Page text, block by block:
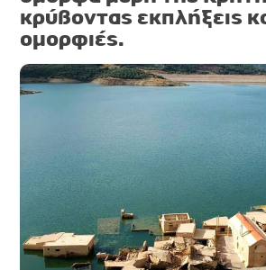
κρύβοντας εκπλήξεις
ομορφιές.